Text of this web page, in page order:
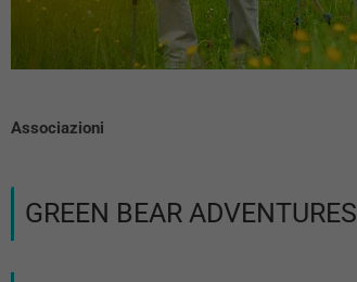
Associazioni
GREEN BEAR ADVENTURES